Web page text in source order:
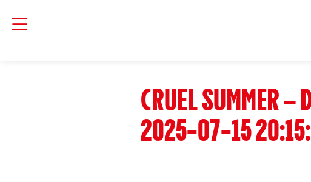
CRUEL SUMMER –
2025-07-15